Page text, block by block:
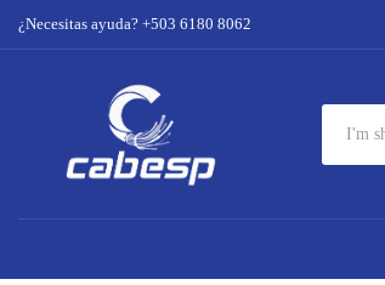
¿Necesitas ayuda? +503 6180 8062